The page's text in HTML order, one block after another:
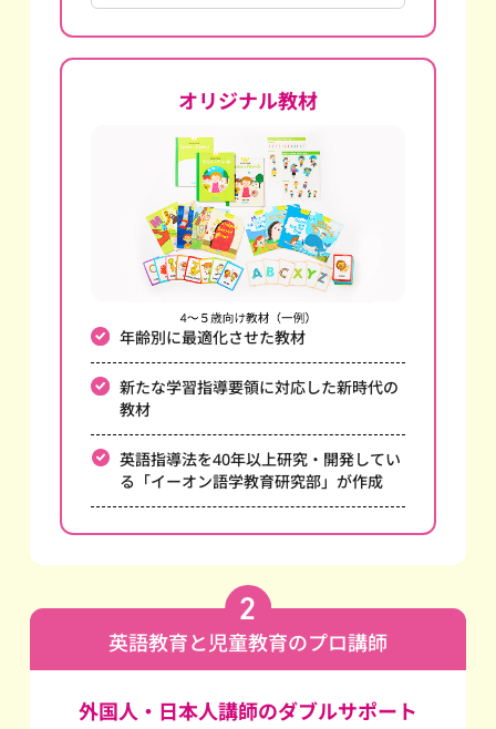
オリジナル教材
年齢別に最適化させた教材
新たな学習指導要領に対応した新時代の
教材
英語指導法を40年以上研究・開発してい
る 「イーオン語学教育研究部」が作成
英語教育と児童教育のプロ講師
外国人・日本人講師のダブルサポート